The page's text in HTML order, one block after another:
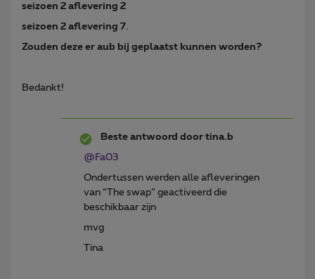
seizoen 2 aflevering 2
seizoen 2 aflevering 7
Zouden deze er aub bij geplaatst kunnen worden?
Bedankt!
Beste antwoord door tina.b
@Fa03
Ondertussen werden alle afleveringen
van “The swap” geactiveerd die
beschikbaar zijn
mvg
Tina